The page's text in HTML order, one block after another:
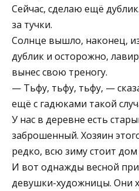
Сейчас, сделаю ещё
за тучки.
Солнце вышло, наконец,
дублик и осторожно,
вынес свою треногу.
— Тьфу, тьфу, тьфу, —
ещё с гадюками такой
У нас в деревне есть
заброшенный. Хозяин
редко, всю зиму стоит дом
И вот однажды весной
девушки-художницы. Они